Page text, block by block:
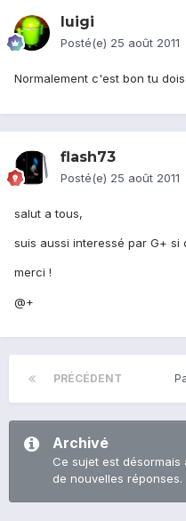
luigi
Posté(e) 25 août 2011
Normalement c'est bon tu
flash73
Posté(e) 25 août 2011
salut a tous,
suis aussi interessé par G+ si
merci !
@+
PRÉCÉDENT
Archivé
Ce sujet est
de nouvelles réponses.